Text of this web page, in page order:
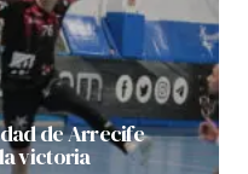
de Arrecife
victoria